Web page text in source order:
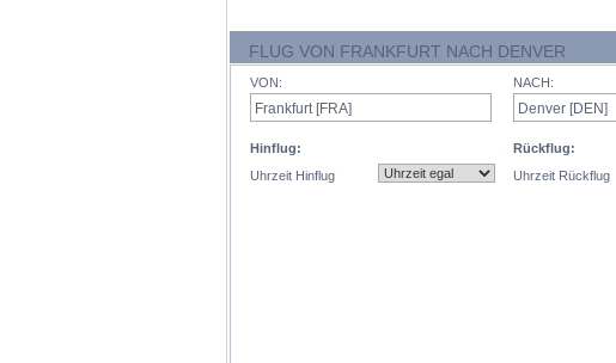
FLUG VON FRANKFURT NACH DENVER
VON:
Hinflug:
Uhrzeit Hinflug
NACH:
Rückflug:
Uhrzeit Rückflug